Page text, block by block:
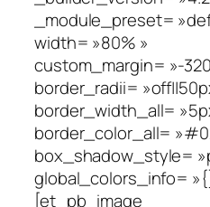
_module_preset=
width= »80% »
custom_margin= »-
border_radii=
border_width_all=
border_color_all=
box_shadow_style=
global_colors_info=
[et_pb_image